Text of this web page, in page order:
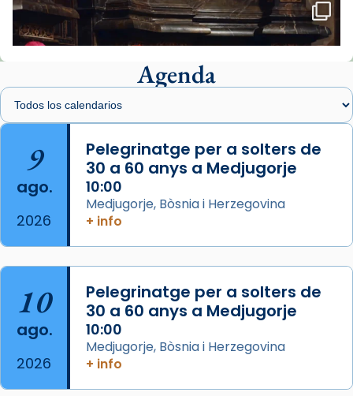
🔗tinyurl.com/cvu5jmbk
📸 J. Merino
de Barcelona.
2 weeks ago
Aquest dilluns, 27 de juliol, ha tingut lloc la
missa d’acció de gràcies en agraïment al
comitè organitzador de la visita apostòlica
del Sant Pare Lleó XIV a Barcelona, i als
col·laboradors, a la Catedral de Barcelona.
L’arquebisbe de Barcelona, el cardenal Joan
Josep Omella, ha presidit la missa i l’ha
concelebrat el bisbe auxiliar de Barcelona,
Mons. David Abadías.
📸 Dr. G. Simón
Agenda
9
ago.
2026
Pelegrinatge per a solters de
30 a 60 anys a Medjugorje
10:00
Medjugorje, Bòsnia i Herzegovina
+ info
10
ago.
2026
Pelegrinatge per a solters de
30 a 60 anys a Medjugorje
10:00
Medjugorje, Bòsnia i Herzegovina
+ info